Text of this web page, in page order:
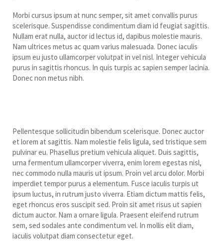
Morbi cursus ipsum at nunc semper, sit amet convallis purus
scelerisque. Suspendisse condimentum diam id feugiat sagittis.
Nullam erat nulla, auctor id lectus id, dapibus molestie mauris.
Nam ultrices metus ac quam varius malesuada. Donec iaculis
ipsum eu justo ullamcorper volutpat in vel nisl. Integer vehicula
purus in sagittis rhoncus. In quis turpis ac sapien semper lacinia.
Donec non metus nibh.
Pellentesque sollicitudin bibendum scelerisque. Donec auctor
et lorem at sagittis. Nam molestie felis ligula, sed tristique sem
pulvinar eu. Phasellus pretium vehicula aliquet. Duis sagittis,
urna fermentum ullamcorper viverra, enim lorem egestas nisl,
nec commodo nulla mauris ut ipsum. Proin vel arcu dolor. Morbi
imperdiet tempor purus a elementum. Fusce iaculis turpis ut
ipsum luctus, in rutrum justo viverra. Etiam dictum mattis felis,
eget rhoncus eros suscipit sed. Proin sit amet risus ut sapien
dictum auctor. Nam a ornare ligula. Praesent eleifend rutrum
sem, sed sodales ante condimentum vel. In mollis elit diam,
iaculis volutpat diam consectetur eget.